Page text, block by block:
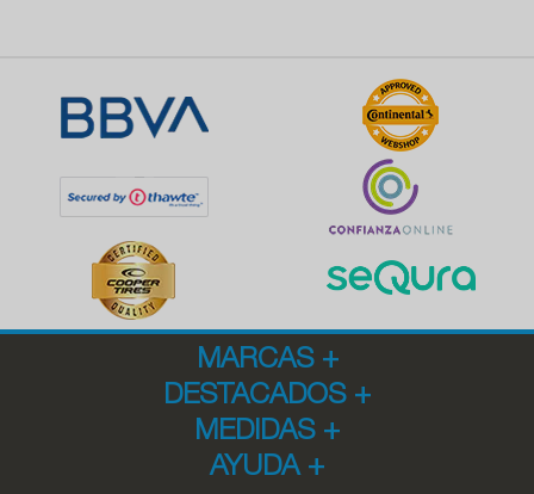
MARCAS +
DESTACADOS +
MEDIDAS +
AYUDA +